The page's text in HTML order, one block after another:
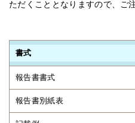
ただくこととなりますので、ご
書式
報告書書式
報告書別紙表